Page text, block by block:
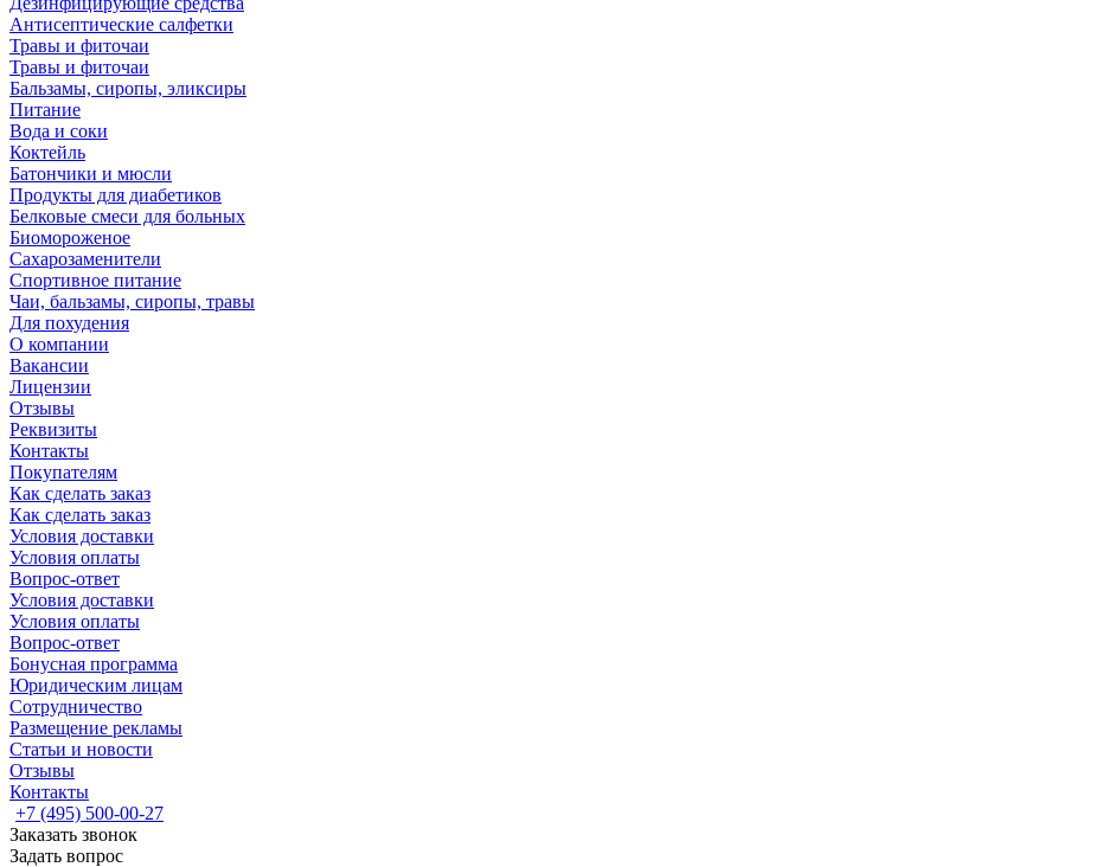
Антисептические салфетки
Травы и фиточаи
Травы и фиточаи
Бальзамы, сиропы, эликсиры
Питание
Вода и соки
Коктейль
Батончики и мюсли
Продукты для диабетиков
Белковые смеси для больных
Биомороженое
Сахарозаменители
Спортивное питание
Чаи, бальзамы, сиропы, травы
Для похудения
О компании
Вакансии
Лицензии
Отзывы
Реквизиты
Контакты
Покупателям
Как сделать заказ
Как сделать заказ
Условия доставки
Условия оплаты
Вопрос-ответ
Условия доставки
Условия оплаты
Вопрос-ответ
Бонусная программа
Юридическим лицам
Сотрудничество
Размещение рекламы
Статьи и новости
Отзывы
Контакты
+7 (495) 500-00-27
Заказать звонок
Задать вопрос